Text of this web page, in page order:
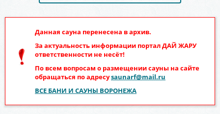
Данная сауна перенесена в архив.
За актуальность информации порталДАЙ ЖАРУ
ответственности не несёт!
По всем вопросам о размещении сауны на сайте
обращаться по адресуsaunarf@mail.ru
ВСЕ БАНИ И САУНЫ ВОРОНЕЖА